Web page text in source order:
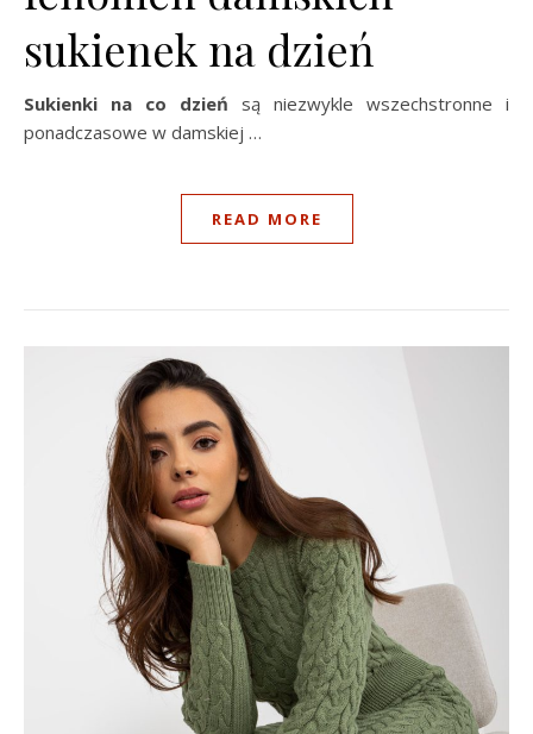
sukienek na dzień
Sukienki na co dzień są niezwykle wszechstronne i
ponadczasowe w damskiej …
READ MORE